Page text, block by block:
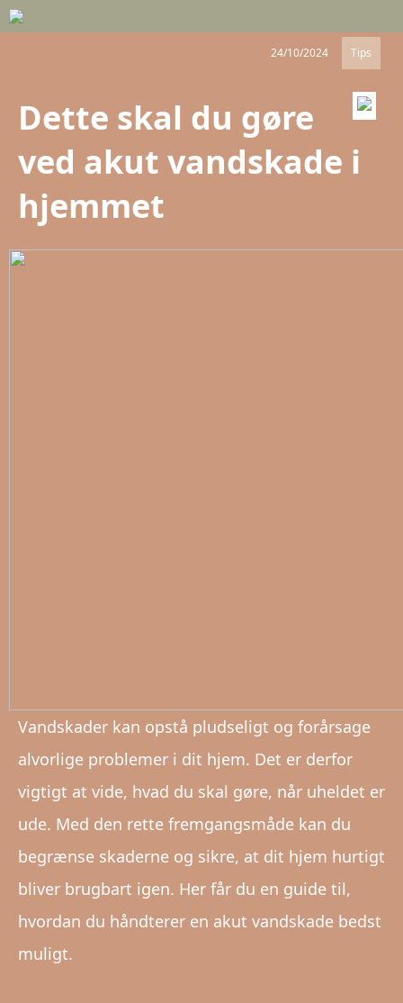
24/10/2024 Tips
Dette skal du gøre
ved akut vandskade i
hjemmet
Vandskader kan opstå pludseligt og forårsage
alvorlige problemer i dit hjem. Det er derfor
vigtigt at vide, hvad du skal gøre, når uheldet er
ude. Med den rette fremgangsmåde kan du
begrænse skaderne og sikre, at dit hjem hurtigt
bliver brugbart igen. Her får du en guide til,
hvordan du håndterer en akut vandskade bedst
muligt.